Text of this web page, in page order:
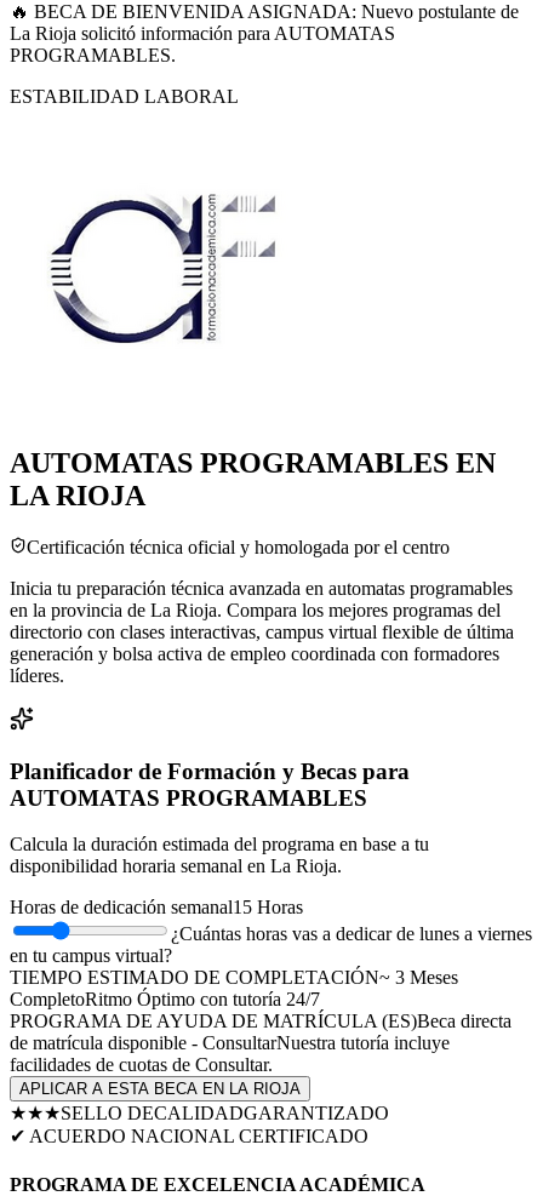
🔥 BECA DE BIENVENIDA ASIGNADA: Nuevo postulante de
La Rioja solicitó información para AUTOMATAS
PROGRAMABLES.
ESTABILIDAD LABORAL
AUTOMATAS PROGRAMABLES EN
LA RIOJA
Certificación técnica oficial y homologada por el centro
Inicia tu preparación técnica avanzada en automatas programables
en la provincia de La Rioja. Compara los mejores programas del
directorio con clases interactivas, campus virtual flexible de última
generación y bolsa activa de empleo coordinada con formadores
líderes.
Planificador de Formación y Becas para
AUTOMATAS PROGRAMABLES
Calcula la duración estimada del programa en base a tu
disponibilidad horaria semanal en La Rioja.
Horas de dedicación semanal15 Horas
¿Cuántas horas vas a dedicar de lunes a viernes
en tu campus virtual?
TIEMPO ESTIMADO DE COMPLETACIÓN~ 3 Meses
CompletoRitmo Óptimo con tutoría 24/7
PROGRAMA DE AYUDA DE MATRÍCULA (ES)Beca directa
de matrícula disponible - ConsultarNuestra tutoría incluye
facilidades de cuotas de Consultar.
APLICAR A ESTA BECA EN LA RIOJA
★★★SELLO DECALIDADGARANTIZADO
✔ ACUERDO NACIONAL CERTIFICADO
PROGRAMA DE EXCELENCIA ACADÉMICA